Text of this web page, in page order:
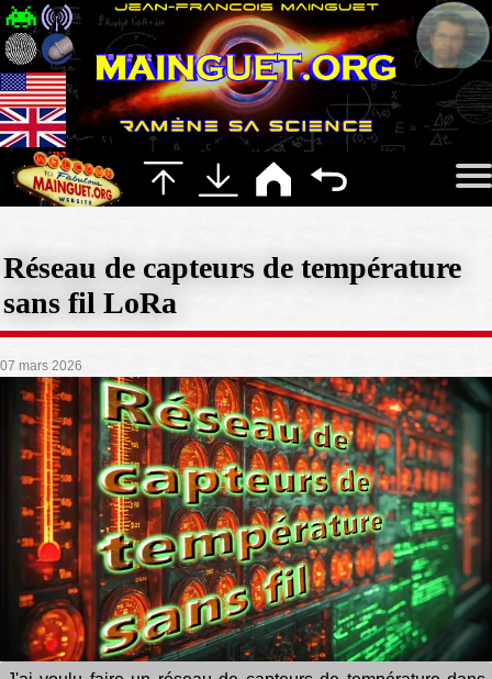
Réseau de capteurs de température
sans fil LoRa
07 mars 2026